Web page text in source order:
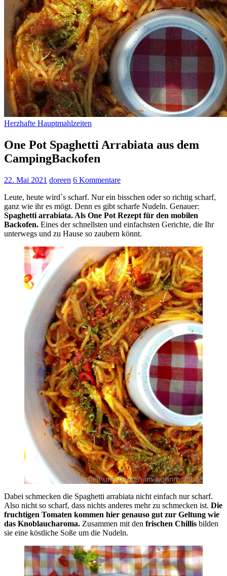
Herzhafte Hauptmahlzeiten
One Pot Spaghetti Arrabiata aus dem
CampingBackofen
22. Mai 2021 doreen 6 Kommentare
Leute, heute wirdˋs scharf. Nur ein bisschen oder so richtig scharf,
ganz wie ihr es mögt. Denn es gibt scharfe Nudeln. Genauer:
Spaghetti arrabiata. Als One Pot Rezept für den mobilen
Backofen. Eines der schnellsten und einfachsten Gerichte, die Ihr
unterwegs und zu Hause so zaubern könnt.
Dabei schmecken die Spaghetti arrabiata nicht einfach nur scharf.
Also nicht so scharf, dass nichts anderes mehr zu schmecken ist. Die
fruchtigen Tomaten kommen hier genauso gut zur Geltung wie
das Knoblaucharoma. Zusammen mit den frischen Chillis bilden
sie eine köstliche Soße um die Nudeln.